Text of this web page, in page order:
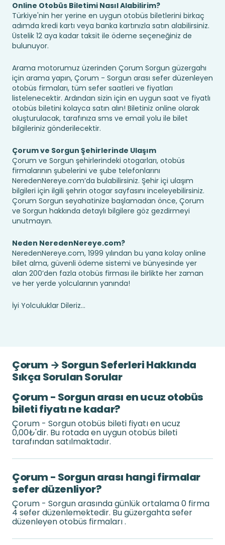
Online Otobüs Biletimi Nasıl Alabilirim?
Türkiye'nin her yerine en uygun otobüs biletlerini birkaç
adımda kredi kartı veya banka kartınızla satın alabilirsiniz.
Üstelik 12 aya kadar taksit ile ödeme seçeneğiniz de
bulunuyor.
Arama motorumuz üzerinden Çorum Sorgun güzergahı
için arama yapın, Çorum - Sorgun arası sefer düzenleyen
otobüs firmaları, tüm sefer saatleri ve fiyatları
listelenecektir. Ardından sizin için en uygun saat ve fiyatlı
otobüs biletini kolayca satın alın! Biletiniz online olarak
oluşturulacak, tarafınıza sms ve email yolu ile bilet
bilgileriniz gönderilecektir.
Çorum ve Sorgun Şehirlerinde Ulaşım
Çorum ve Sorgun şehirlerindeki otogarları, otobüs
firmalarının şubelerini ve şube telefonlarını
NeredenNereye.com’da bulabilirsiniz. Şehir içi ulaşım
bilgileri için ilgili şehrin otogar sayfasını inceleyebilirsiniz.
Çorum Sorgun seyahatinize başlamadan önce, Çorum
ve Sorgun hakkında detaylı bilgilere göz gezdirmeyi
unutmayın.
Neden NeredenNereye.com?
NeredenNereye.com, 1999 yılından bu yana kolay online
bilet alma, güvenli ödeme sistemi ve bünyesinde yer
alan 200’den fazla otobüs firması ile birlikte her zaman
ve her yerde yolcularının yanında!
İyi Yolculuklar Dileriz...
Çorum → Sorgun Seferleri Hakkında
Sıkça Sorulan Sorular
Çorum - Sorgun arası en ucuz otobüs
bileti fiyatı ne kadar?
Çorum - Sorgun otobüs bileti fiyatı en ucuz
0,00₺'dir. Bu rotada en uygun otobüs bileti
tarafından satılmaktadır.
Çorum - Sorgun arası hangi firmalar
sefer düzenliyor?
Çorum - Sorgun arasında günlük ortalama 0 firma
4 sefer düzenlemektedir. Bu güzergahta sefer
düzenleyen otobüs firmaları .